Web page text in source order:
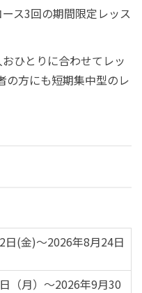
ス3回の期間限定レッス
ひとりに合わせてレッ
の方にも短期集中型のレ
日(金)～2026年8月24日
（月）～2026年9月30